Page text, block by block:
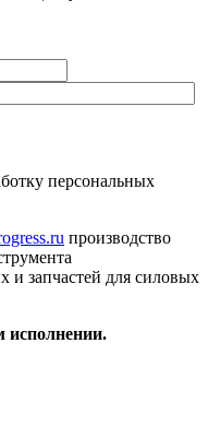
персональных
производство
и запчастей для силовых
исполнении.